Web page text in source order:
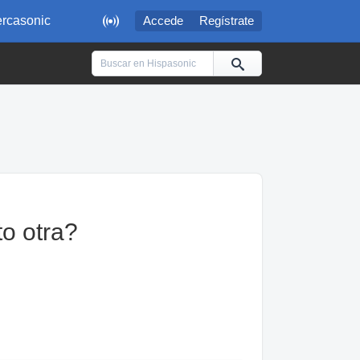
 Accede Regístrate
otra?